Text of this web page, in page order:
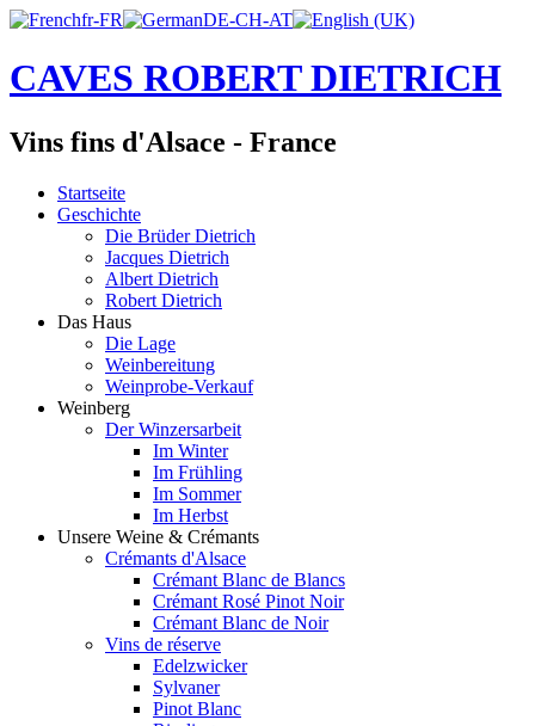
CAVES ROBERT DIETRICH
Vins fins d'Alsace - France
Startseite
Geschichte
Die Brüder Dietrich
Jacques Dietrich
Albert Dietrich
Robert Dietrich
Das Haus
Die Lage
Weinbereitung
Weinprobe-Verkauf
Weinberg
Der Winzersarbeit
Im Winter
Im Frühling
Im Sommer
Im Herbst
Unsere Weine & Crémants
Crémants d'Alsace
Crémant Blanc de Blancs
Crémant Rosé Pinot Noir
Crémant Blanc de Noir
Vins de réserve
Edelzwicker
Sylvaner
Pinot Blanc